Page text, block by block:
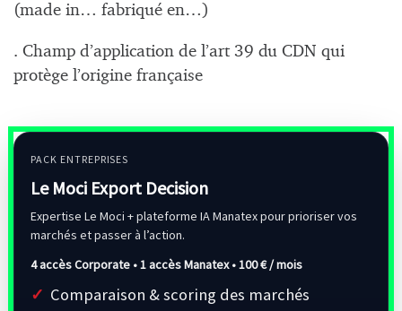
(made in… fabriqué en…)
. Champ d’application de l’art 39 du CDN qui
protège l’origine française
PACK ENTREPRISES
Le Moci Export Decision
Expertise Le Moci + plateforme IA Manatex pour prioriser vos
marchés et passer à l’action.
4 accès Corporate • 1 accès Manatex •100 € / mois
Comparaison & scoring des marchés